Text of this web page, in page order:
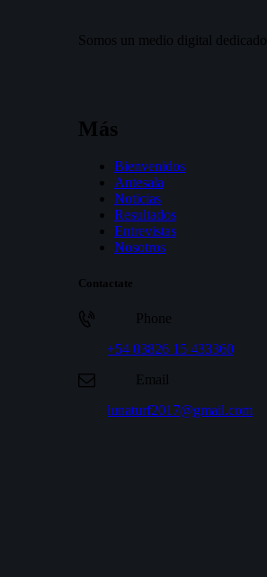
Somos un medio digital
Más
Bienvenidos
Antesala
Noticias
Resultados
Entrevistas
Nosotros
Contactate
Phone
+54 03826 15 433360
Email
lunaturf2017@gmail.com